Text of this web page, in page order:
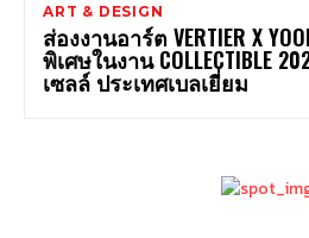
ART & DESIGN
ส่องงานอาร์ต VERTIER X
พิเศษในงาน COLLECTIBLE
เซลล์ ประเทศเบลเยี่ยม